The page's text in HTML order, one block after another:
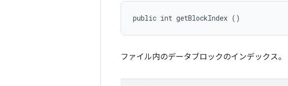
public int getBlockIndex ()
ファイル内のデータブロックのインデックス。